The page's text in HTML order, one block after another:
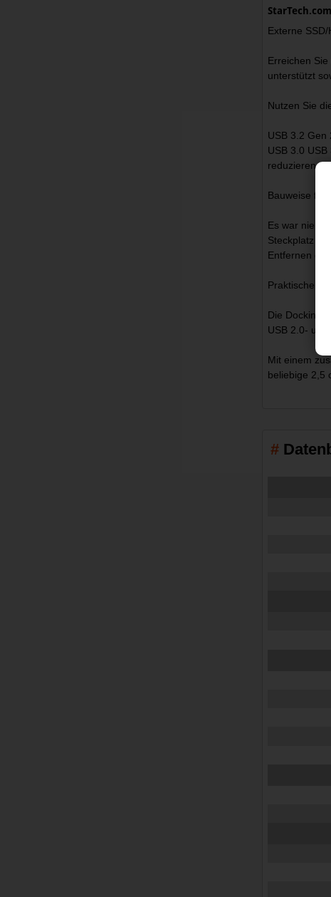
Externe
Erreichen
unterstützt
Nutzen Sie
USB 3.2
USB 3.0
reduzieren.
Bauweise für
Es war nie
Steckplatz
Entfernen der
Praktische
Die
USB 2.0-
Mit einem
beliebige 2,5